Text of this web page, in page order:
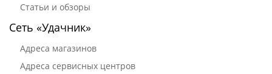
Статьи и обзоры
Сеть «Удачник»
Адреса магазинов
Адреса сервисных центров